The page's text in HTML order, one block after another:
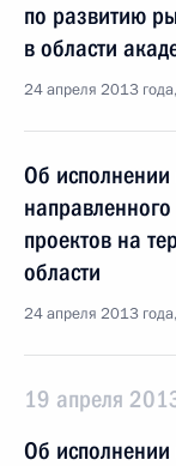
по развитию
в области
24 апреля 2013
Об исполнении
проектов на
области
24 апреля 2013
19 апреля
Об исполнении